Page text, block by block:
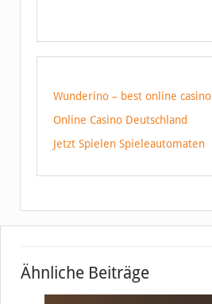
Wunderino – best online casino
Online Casino Deutschland
Jetzt Spielen Spieleautomaten
Ähnliche Beiträge